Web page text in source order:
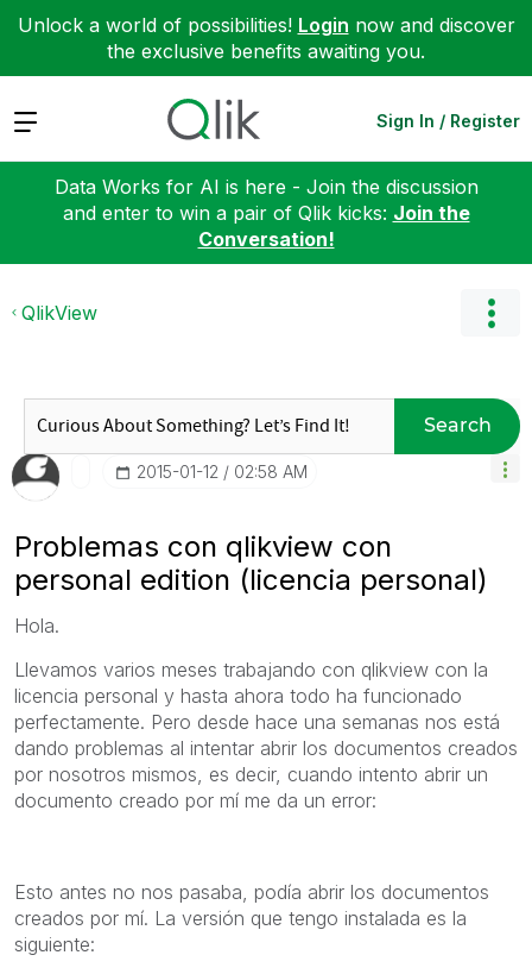
Unlock a world of possibilities! Login now and discover
the exclusive benefits awaiting you.
Expand Sign In / Register
Data Works for AI is here - Join the discussion
and enter to win a pair of Qlik kicks: Join the
Conversation!
QlikView
Search
‎2015-01-12 02:58 AM
Problemas con qlikview con
personal edition (licencia personal)
Hola.
Llevamos varios meses trabajando con qlikview con la
licencia personal y hasta ahora todo ha funcionado
perfectamente. Pero desde hace una semanas nos está
dando problemas al intentar abrir los documentos creados
por nosotros mismos, es decir, cuando intento abrir un
documento creado por mí me da un error:
Esto antes no nos pasaba, podía abrir los documentos
creados por mí. La versión que tengo instalada es la
siguiente: